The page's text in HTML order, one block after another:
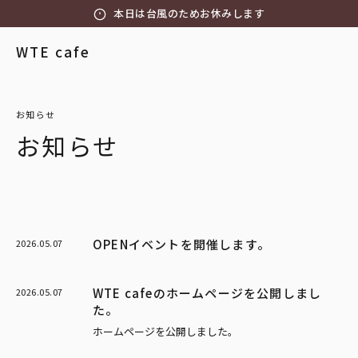
本日は台風のためお休みします
WTE cafe
お知らせ
お知らせ
2026.05.07 OPENイベントを開催します。
2026.05.07
WTE cafeのホームページを公開しまし
た。
ホームページを公開しました。